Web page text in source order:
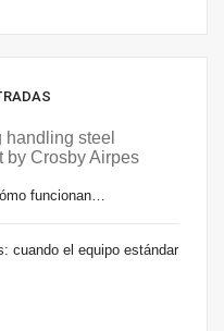
funcionan…
cuando el equipo estándar